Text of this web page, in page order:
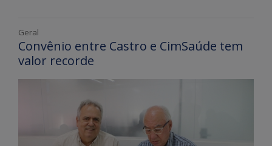
Geral
Convênio entre Castro e CimSaúde tem
valor recorde